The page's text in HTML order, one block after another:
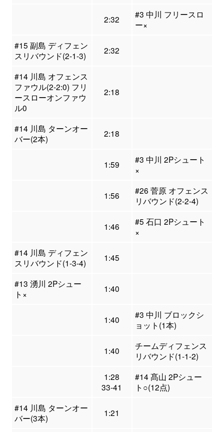
2:32
#3 中川 フリースロ
ー×
#15 副島 ディフェン
スリバウンド(2-1-3)
2:32
#14 川島 オフェンス
ファウル(2-2:0) フリ
ースローオンファウ
ル0
2:18
#14 川島 ターンオー
バー(2本)
2:18
1:59
#3 中川 2Pシュート
×
1:56
#26 菅原 オフェンス
リバウンド(2-2-4)
1:46
#5 石口 2Pシュート
×
#14 川島 ディフェン
スリバウンド(1-3-4)
1:45
#13 湧川 2Pシュー
ト×
1:40
1:40
#3 中川 ブロックシ
ョット(1本)
1:40
チームディフェンス
リバウンド(1-1-2)
1:28
33-41
#14 髙山 2Pシュー
ト○(12点)
#14 川島 ターンオー
バー(3本)
1:21